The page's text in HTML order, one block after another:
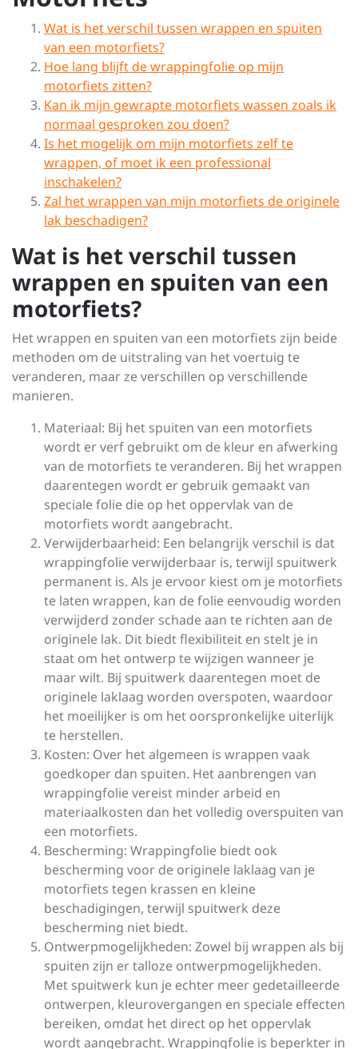
Wat is het verschil tussen wrappen en spuiten
van een motorfiets?
Hoe lang blijft de wrappingfolie op mijn
motorfiets zitten?
Kan ik mijn gewrapte motorfiets wassen zoals ik
normaal gesproken zou doen?
Is het mogelijk om mijn motorfiets zelf te
wrappen, of moet ik een professional
inschakelen?
Zal het wrappen van mijn motorfiets de originele
lak beschadigen?
Wat is het verschil tussen
wrappen en spuiten van een
motorfiets?
Het wrappen en spuiten van een motorfiets zijn beide
methoden om de uitstraling van het voertuig te
veranderen, maar ze verschillen op verschillende
manieren.
Materiaal: Bij het spuiten van een motorfiets
wordt er verf gebruikt om de kleur en afwerking
van de motorfiets te veranderen. Bij het wrappen
daarentegen wordt er gebruik gemaakt van
speciale folie die op het oppervlak van de
motorfiets wordt aangebracht.
Verwijderbaarheid: Een belangrijk verschil is dat
wrappingfolie verwijderbaar is, terwijl spuitwerk
permanent is. Als je ervoor kiest om je motorfiets
te laten wrappen, kan de folie eenvoudig worden
verwijderd zonder schade aan te richten aan de
originele lak. Dit biedt flexibiliteit en stelt je in
staat om het ontwerp te wijzigen wanneer je
maar wilt. Bij spuitwerk daarentegen moet de
originele laklaag worden overspoten, waardoor
het moeilijker is om het oorspronkelijke uiterlijk
te herstellen.
Kosten: Over het algemeen is wrappen vaak
goedkoper dan spuiten. Het aanbrengen van
wrappingfolie vereist minder arbeid en
materiaalkosten dan het volledig overspuiten van
een motorfiets.
Bescherming: Wrappingfolie biedt ook
bescherming voor de originele laklaag van je
motorfiets tegen krassen en kleine
beschadigingen, terwijl spuitwerk deze
bescherming niet biedt.
Ontwerpmogelijkheden: Zowel bij wrappen als bij
spuiten zijn er talloze ontwerpmogelijkheden.
Met spuitwerk kun je echter meer gedetailleerde
ontwerpen, kleurovergangen en speciale effecten
bereiken, omdat het direct op het oppervlak
wordt aangebracht. Wrappingfolie is beperkter in